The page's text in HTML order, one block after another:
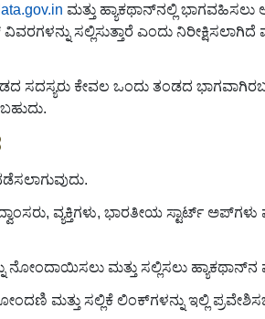
ಮತ್ತು ಹ್ಯಾಕಥಾನ್‌ನಲ್ಲಿ ಭಾಗವಹಿಸಲು
ಸಲ್ಲಿಸುತ್ತಾರೆ ಎಂದು ನಿರೀಕ್ಷಿಸಲಾಗಿದೆ
ಸದಸ್ಯರು ಕೇವಲ ಒಂದು ತಂಡದ
ವ್ಯಕ್ತಿಗಳು, ಭಾರತೀಯ ಸ್ಟಾರ್ಟ್
ಮತ್ತು ಸಲ್ಲಿಸಲು ಹ್ಯಾಕಥಾನ್‌ನ
ಮತ್ತು ಸಲ್ಲಿಕೆ ಲಿಂಕ್‌ಗಳನ್ನು ಇಲ್ಲಿ